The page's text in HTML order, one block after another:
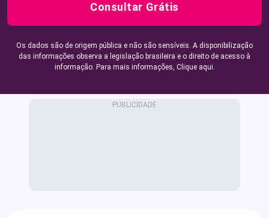
Consultar Grátis
Os dados são de origem pública e não são sensíveis. A disponibilização
das informações observa a legislação brasileira e o direito de acesso à
informação. Para mais informações, Clique aqui.